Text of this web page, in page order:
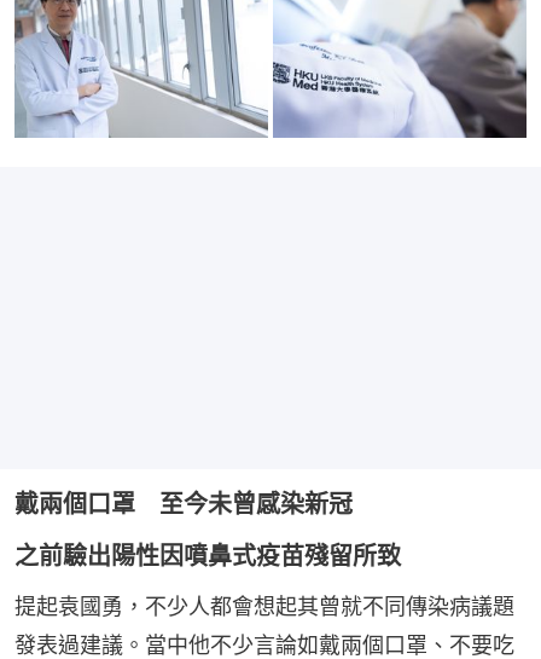
戴兩個口罩 至今未曾感染新冠
之前驗出陽性因噴鼻式疫苗殘留所致
提起袁國勇，不少人都會想起其曾就不同傳染病議題
發表過建議。當中他不少言論如戴兩個口罩、不要吃